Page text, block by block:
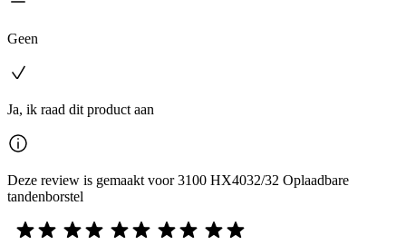
Geen
Ja, ik raad dit product aan
Deze review is gemaakt voor 3100 HX4032/32 Oplaadbare
tandenborstel